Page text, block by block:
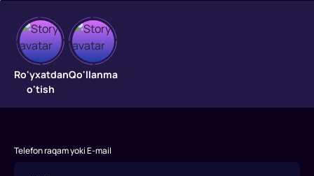
Fort
Rossdagi
sarguzashtlar
Rossdagi
Ro'yxatdan
o'tish
Qo'llanma
Telefon raqam yoki E-mail